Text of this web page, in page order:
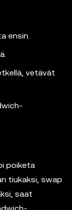
ensin.
vetävät
poiketa
tiukaksi, swap
saat